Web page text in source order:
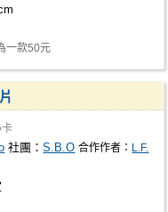
一款50元
卡
社團：S.B.O 合作作者： L.F.